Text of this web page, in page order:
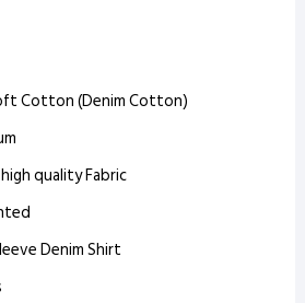
Cotton (Denim Cotton)
quality Fabric
Denim Shirt